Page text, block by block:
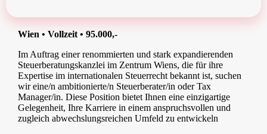
Wien • Vollzeit • 95.000,-
Im Auftrag einer renommierten und stark expandierenden
Steuerberatungskanzlei im Zentrum Wiens, die für ihre
Expertise im internationalen Steuerrecht bekannt ist, suchen
wir eine/n ambitionierte/n Steuerberater/in oder Tax
Manager/in. Diese Position bietet Ihnen eine einzigartige
Gelegenheit, Ihre Karriere in einem anspruchsvollen und
zugleich abwechslungsreichen Umfeld zu entwickeln